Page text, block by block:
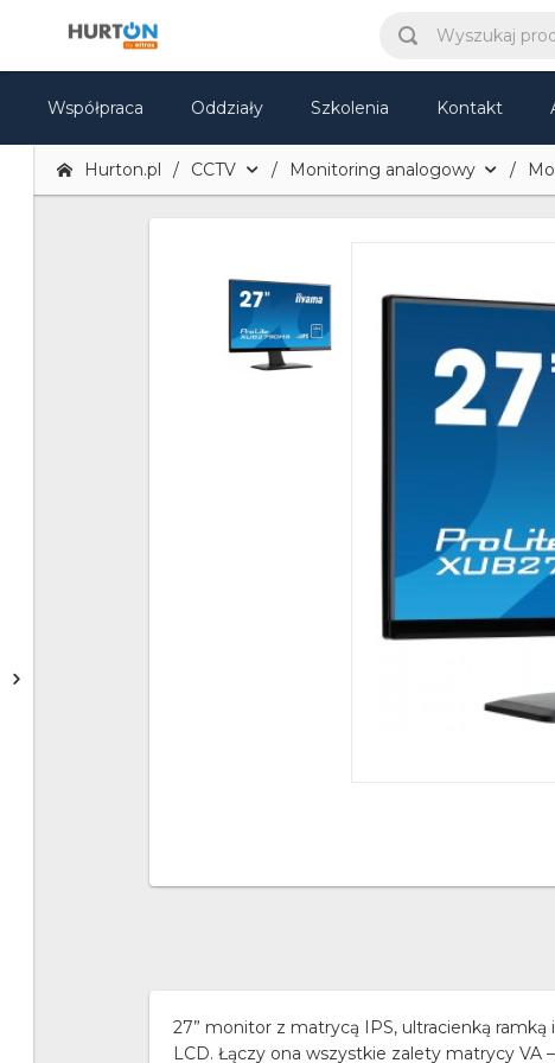
Współpraca Oddziały Szkolenia Kontakt
Hurton.pl CCTV Monitoring analogowy
27” monitor z matrycą IPS, ultracienką
LCD. Łączy ona wszystkie zalety matrycy VA